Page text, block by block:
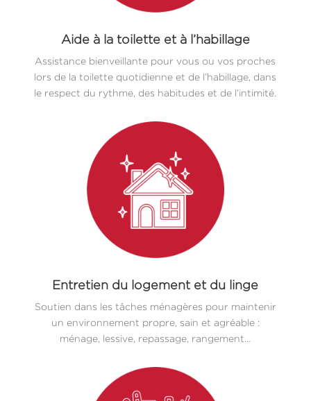
Aide à la toilette et à l’habillage
Assistance bienveillante pour vous ou vos proches
lors de la toilette quotidienne et de l’habillage, dans
le respect du rythme, des habitudes et de l’intimité.
Entretien du logement et du linge
Soutien dans les tâches ménagères pour maintenir
un environnement propre, sain et agréable :
ménage, lessive, repassage, rangement…